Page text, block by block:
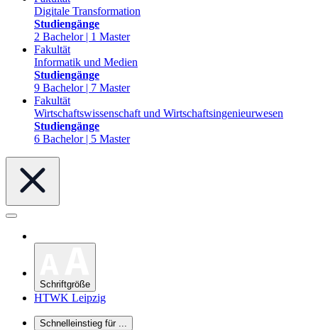
Digitale Transformation
Studiengänge
2 Bachelor | 1 Master
Fakultät
Informatik und Medien
Studiengänge
9 Bachelor | 7 Master
Fakultät
Wirtschaftswissenschaft und Wirtschaftsingenieurwesen
Studiengänge
6 Bachelor | 5 Master
Schriftgröße
HTWK Leipzig
Schnelleinstieg für ...